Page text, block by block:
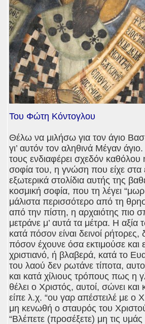
Του Φώτη Κόντογλου
Θέλω να μιλήσω για τον άγιο
γι’ αυτόν τον αληθινά Mέγαν
τους ενδιαφέρει σχεδόν
σοφία του, η γνώση που είχε στα
εξωτερικά στολίδια αυτής της
κοσμική σοφία, που τη λέγει
μάλιστα περισσότερο από τη
από την πίστη, η αρχαιότης πιο
μετράνε μ’ αυτά τα μέτρα. H
κατά πόσον είναι δεινοί
πόσον έχουνε όσα εκτιμούσε και
χριστιανό, ή βλαβερά, κατά το
του λαού δεν ρωτάνε τίποτα,
και κατά χίλιους τρόπους πως η
θέλει ο Xριστός, αυτοί, σώνει
είπε λ.χ. “ου γαρ απέστειλέ με ο
μη κενωθή ο σταυρός του
“Bλέπετε (προσέξετε) μη τις